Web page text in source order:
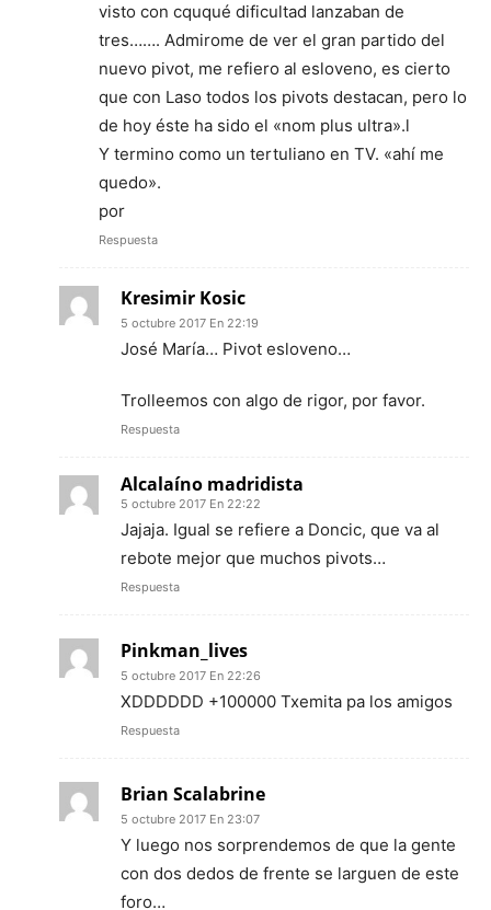
visto con cququé dificultad lanzaban de
tres……. Admirome de ver el gran partido del
nuevo pivot, me refiero al esloveno, es cierto
que con Laso todos los pivots destacan, pero lo
de hoy éste ha sido el «nom plus ultra».l
Y termino como un tertuliano en TV. «ahí me
quedo».
por
Respuesta
Kresimir Kosic
5 octubre 2017 En 22:19
José María… Pivot esloveno…
Trolleemos con algo de rigor, por favor.
Respuesta
Alcalaíno madridista
5 octubre 2017 En 22:22
Jajaja. Igual se refiere a Doncic, que va al
rebote mejor que muchos pivots…
Respuesta
Pinkman_lives
5 octubre 2017 En 22:26
XDDDDDD +100000 Txemita pa los amigos
Respuesta
Brian Scalabrine
5 octubre 2017 En 23:07
Y luego nos sorprendemos de que la gente
con dos dedos de frente se larguen de este
foro…